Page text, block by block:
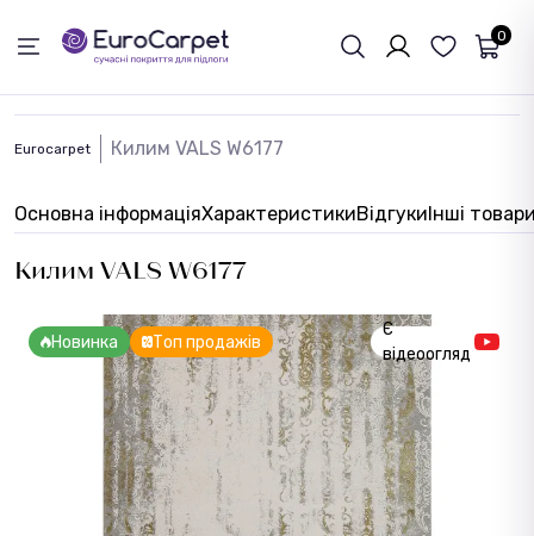
0
Eurocarpet Килим VALS W6177
Основна інформаціяХарактеристикиВідгукиІнші
Килим VALS W6177
Новинка Топ продажів
Є
відеоогляд
ЗВОРОТНІЙ ЗВЯЗОК